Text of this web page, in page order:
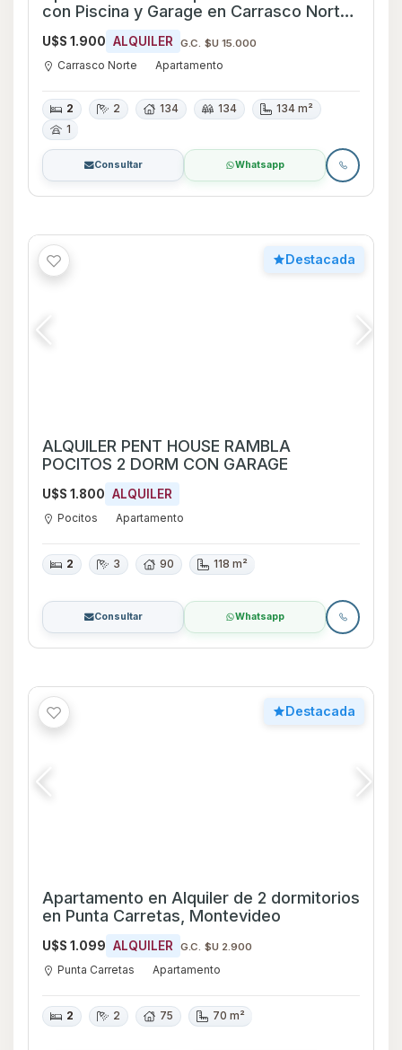
con Piscina y Garage en Carrasco Norte,
Montevideo
U$S 1.900 ALQUILER G.C. $U 15.000
Carrasco Norte Apartamento
2 2 134 134
134 m²
1
Consultar Whatsapp
Destacada
ALQUILER PENT HOUSE RAMBLA
POCITOS 2 DORM CON GARAGE
U$S 1.800 ALQUILER
Pocitos Apartamento
2 3 90 118 m²
Consultar Whatsapp
Destacada
Apartamento en Alquiler de 2 dormitorios
en Punta Carretas, Montevideo
U$S 1.099 ALQUILER G.C. $U 2.900
Punta Carretas Apartamento
2 2 75 70 m²